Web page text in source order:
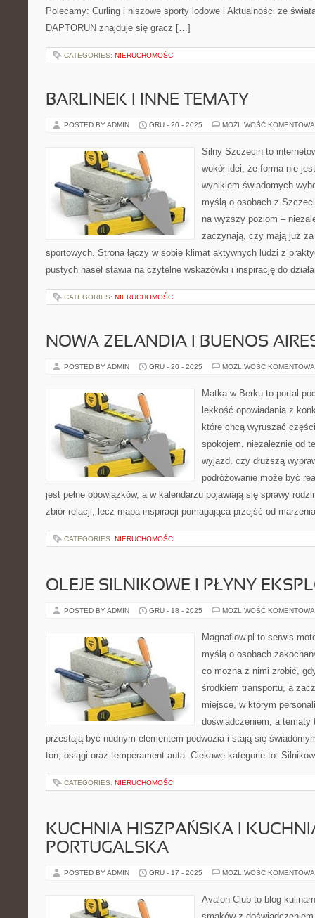
Polecamy: Curling i niszowe sporty lodowe i Aktualności ze
DAPTORUN znajduje się gracz […]
CATEGORIES: NIERUCHOMOŚCI
BARLINEK I INNE TEMATY
POSTED BY ADMIN GRU - 20 - 2025 MOŻLIWOŚĆ
Silny Szczecin to
wokół idei, że forma nie
wynikiem świadomych
myślą o osobach z
na wyższy poziom –
zaczynają, czy mają już
sportowych. Strona łączy w sobie klimat aktywnych ludzi z
pustych haseł stawia na czytelne wskazówki i inspirację do
CATEGORIES: NIERUCHOMOŚCI
NOWA ZELANDIA I BUENOS
POSTED BY ADMIN GRU - 20 - 2025 MOŻLIWOŚĆ
Matka w Berku to portal
lekkość opowiadania z
które chcą wyruszać
spokojem, niezależnie od
wyjazd, czy dłuższą
podróżowanie może być
jest pełne obowiązków, a w kalendarzu pojawiają się sprawy
zbiór relacji, lecz mapa inspiracji pomagająca przejść od
CATEGORIES: NIERUCHOMOŚCI
OLEJE SILNIKOWE I PŁYNY
POSTED BY ADMIN GRU - 18 - 2025 MOŻLIWOŚĆ
Magnaflow.pl to serwis
myślą o osobach
co można z nimi zrobić,
środkiem transportu, a
miejsce, w którym
doświadczeniem, a
przestają być nudnym elementem podwozia i stają się
ton, osiągi oraz temperament auta. Ciekawe kategorie to:
CATEGORIES: NIERUCHOMOŚCI
KUCHNIA HISZPAŃSKA I
PORTUGALSKA
POSTED BY ADMIN GRU - 17 - 2025 MOŻLIWOŚĆ
Avalon Club to blog